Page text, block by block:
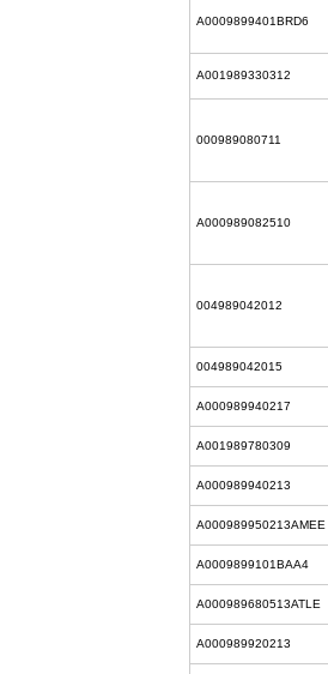
A0009899401BRD6
A001989330312
000989080711
A000989082510
004989042012
004989042015
A000989940217
A001989780309
A000989940213
A000989950213AMEE
A0009899101BAA4
A000989680513ATLE
A000989920213